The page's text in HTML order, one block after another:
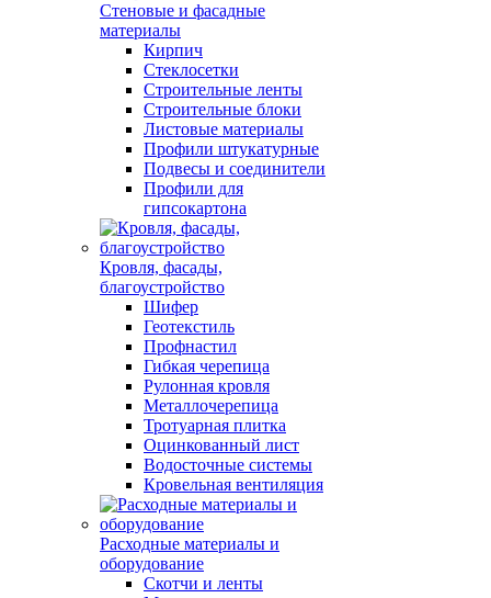
Стеновые и фасадные
материалы
Кирпич
Стеклосетки
Строительные ленты
Строительные блоки
Листовые материалы
Профили штукатурные
Подвесы и соединители
Профили для
гипсокартона
Кровля, фасады,
благоустройство
Шифер
Геотекстиль
Профнастил
Гибкая черепица
Рулонная кровля
Металлочерепица
Тротуарная плитка
Оцинкованный лист
Водосточные системы
Кровельная вентиляция
Расходные материалы и
оборудование
Скотчи и ленты